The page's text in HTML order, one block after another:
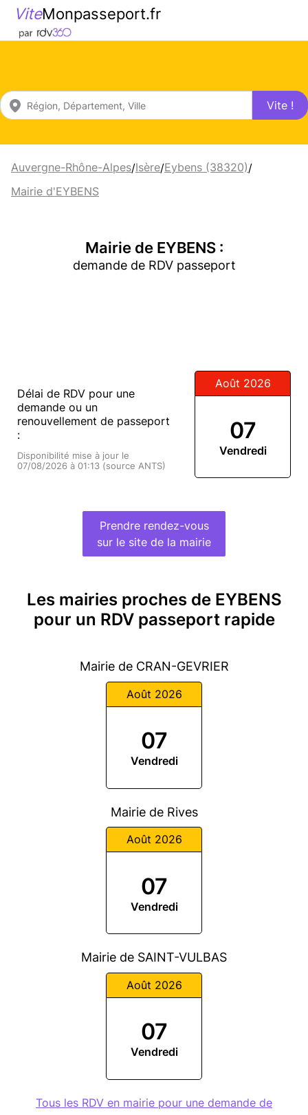
ViteMonpasseport.fr
Vite !
Auvergne-Rhône-Alpes/Isère/Eybens (38320)/
Mairie d'EYBENS
Mairie de EYBENS :
demande de RDV passeport
Délai de RDV pour une
demande ou un
renouvellement de passeport
:
Disponibilité mise à jour le
07/08/2026 à 01:13 (source ANTS)
Août 2026
07
Vendredi
Prendre rendez-vous
sur le site de la mairie
Les mairies proches de EYBENS
pour un RDV passeport rapide
Mairie de CRAN-GEVRIER
Août 2026
07
Vendredi
Mairie de Rives
Août 2026
07
Vendredi
Mairie de SAINT-VULBAS
Août 2026
07
Vendredi
Tous les RDV en mairie pour une demande de